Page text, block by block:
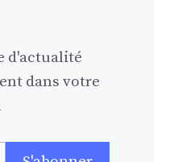
d'actualité
dans votre